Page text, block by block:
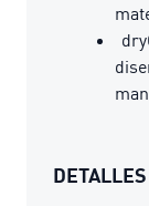
DETALLES